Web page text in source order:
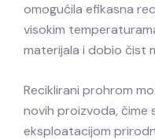
omogućila efikasna
visokim
materijala i dobio čist
Reciklirani prohrom
novih proizvoda, čime
eksploatacijom